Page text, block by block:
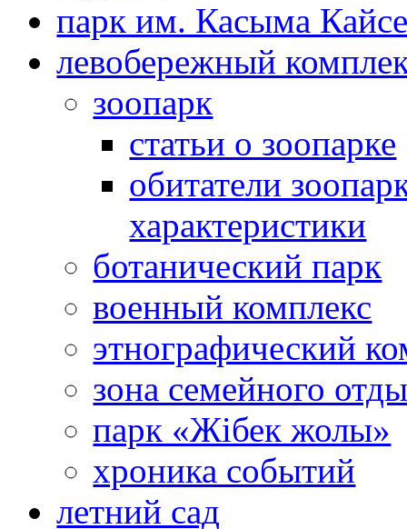
парк им. Касыма
левобережный
зоопарк
статьи о зоопарке
обитатели
характеристики
ботанический парк
военный комплекс
этнографический
зона семейного
парк «Жібек жолы»
хроника событий
летний сад